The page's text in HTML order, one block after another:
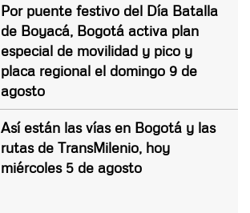
Por puente festivo del Día Batalla
de Boyacá, Bogotá activa plan
especial de movilidad y pico y
placa regional el domingo 9 de
agosto
Así están las vías en Bogotá y las
rutas de TransMilenio, hoy
miércoles 5 de agosto